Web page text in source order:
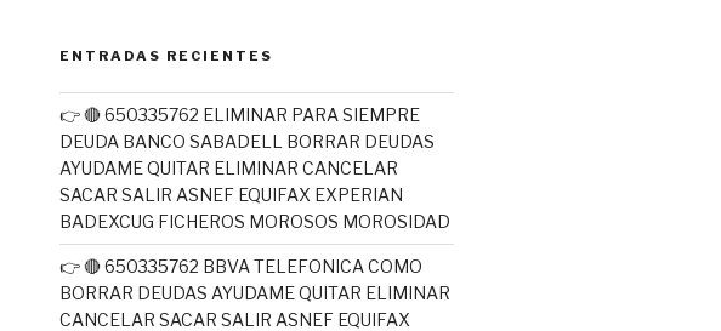
ENTRADAS RECIENTES
👉 🔴 650335762 ELIMINAR PARA SIEMPRE
DEUDA BANCO SABADELL BORRAR DEUDAS
AYUDAME QUITAR ELIMINAR CANCELAR
SACAR SALIR ASNEF EQUIFAX EXPERIAN
BADEXCUG FICHEROS MOROSOS MOROSIDAD
👉 🔴 650335762 BBVA TELEFONICA COMO
BORRAR DEUDAS AYUDAME QUITAR ELIMINAR
CANCELAR SACAR SALIR ASNEF EQUIFAX